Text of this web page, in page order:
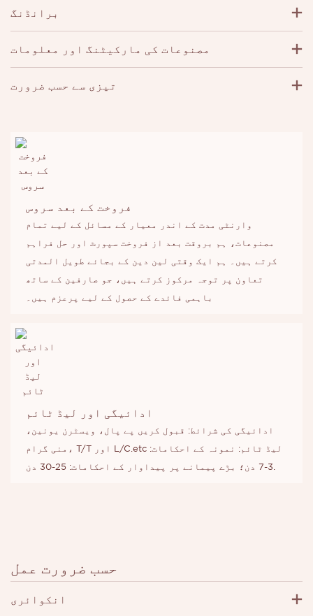
برانڈنگ
مصنوعات کی مارکیٹنگ اور معلومات
تیزی سے حسب ضرورت
فروخت کے بعد سروس
وارنٹی مدت کے اندر معیار کے مسائل کے لیے تمام
مصنوعات، ہم بروقت بعد از فروخت سپورٹ اور حل فراہم
کرتے ہیں۔ ہم ایک وقتی لین دین کے بجائے طویل المدتی
تعاون پر توجہ مرکوز کرتے ہیں، جو صارفین کے ساتھ
باہمی فائدے کے حصول کے لیے پرعزم ہیں۔
ادائیگی اور لیڈ ٹائم
ادائیگی کی شرائط: قبول کریں پے پال، ویسٹرن یونین،
منی گرام، T/T اور L/C.etc لیڈ ٹائم: نمونہ کے احکامات:
حسب ضرورت عمل
انکوائری